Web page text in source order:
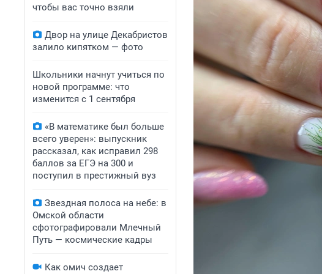
чтобы вас точно взяли
Двор на улице Декабристов
залило кипятком — фото
Школьники начнут учиться по
новой программе: что
изменится с 1 сентября
«В математике был больше
всего уверен»: выпускник
рассказал, как исправил 298
баллов за ЕГЭ на 300 и
поступил в престижный вуз
Звездная полоса на небе: в
Омской области
сфотографировали Млечный
Путь — космические кадры
Как омич создает